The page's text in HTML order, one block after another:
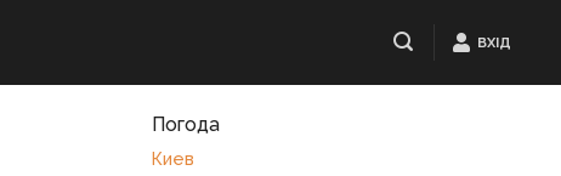
ВХІД
Погода
Киев